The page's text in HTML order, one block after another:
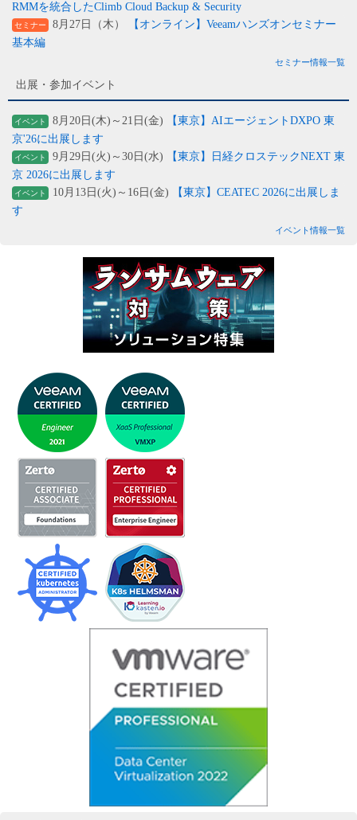
RMMを統合したClimb Cloud Backup & Security
セミナー 8月27日（木）
【オンライン】Veeamハンズオンセミナー
基本編
セミナー情報一覧
出展・参加イベント
イベント 8月20日(木)～21日(金)
【東京】AIエージェントDXPO 東
京'26に出展します
イベント 9月29日(火)～30日(水)
【東京】日経クロステックNEXT 東
京 2026に出展します
イベント 10月13日(火)～16日(金)
【東京】CEATEC 2026に出展しま
す
イベント情報一覧